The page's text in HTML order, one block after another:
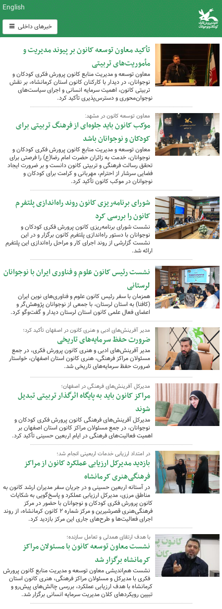
English
خبرهای داخلی
تأکید معاون توسعه کانون بر پیوند مدیریت و
مأموریت‌های تربیتی
معاون توسعه و مدیریت منابع کانون پرورش فکری کودکان و
نوجوانان، در دیدار با کارکنان کانون استان کرمانشاه، بر نقش
تربیتی کانون، اهمیت سرمایه انسانی و اجرای سیاست‌های
نوجوان‌محوری و دسترس‌پذیری تأکید کرد.
معاون توسعه کانون در مشهد:
موکب کانون باید جلوه‌ای از فرهنگ تربیتی برای
کودکان و نوجوانان باشد
معاون توسعه و مدیریت منابع کانون پرورش فکری کودکان و
نوجوانان، خدمت به زائران حضرت امام رضا(ع) را فرصتی برای
تحقق رسالت فرهنگی و تربیتی کانون دانست و بر ضرورت ایجاد
فضایی سرشار از احترام، مهربانی و کرامت برای کودکان و
نوجوانان در موکب کانون تأکید کرد.
شورای برنامه‌ریزی کانون روند راه‌اندازی پلتفرم
کانون را بررسی کرد
نشست شورای برنامه‌ریزی کانون پرورش فکری کودکان و
نوجوانان با دستور راه‌اندازی پلتفرم کانون برگزار و در این
نشست گزارشی از روند اجرای کار و مراحل راه‌اندازی این پلتفرم
ارائه شد.
نشست رئیس کانون علوم و فناوری ایران با نوجوانان
لرستانی
همزمان با سفر رئیس کانون علوم و فناوری‌های نوین ایران
(کافنا) به استان لرستان، با جمعی از نوجوانان پژوهش‌گر و
اعضای فعال علمی کانون استان لرستان دیدار و گفت‌وگو کرد.
مدیر آفرینش‌های ادبی و هنری کانون در اصفهان تأکید کرد؛
ضرورت حفظ سرمایه‌های تاریخی
مدیر آفرینش‌های ادبی و هنری کانون پرورش فکری، در جمع
مسئولان مراکز فرهنگی، هنری کانون استان اصفهان، خواستار
ضرورت حفظ سرمایه‌های تاریخی شد.
مدیرکل آفرینش‌های فرهنگی در اصفهان؛
مراکز کانون باید به پایگاه اثرگذار تربیتی تبدیل
شوند
مدیرکل آفرینش‌های فرهنگی کانون پرورش فکری کودکان و
نوجوانان، در جمع مسئولان مراکز کانون استان اصفهان بر
اهمیت فعالیت‌های فرهنگی در ایام اربعین حسینی تأکید کرد.
در امتداد ارزیابی خدمات اربعینی انجام شد؛
بازدید مدیرکل ارزیابی عملکرد کانون از مراکز
فرهنگی‌هنری کرمانشاه
در آستانه اربعین حسینی و در جریان سفر مدیران ارشد کانون به
مناطق مرزی، مدیرکل ارزیابی عملکرد و پاسخ‌گویی به شکایات
کانون پرورش فکری کودکان و نوجوانان با حضور در مرکز
فرهنگی‌هنری قصرشیرین و مرکز شماره ۲ کانون کرمانشاه، از روند
اجرای فعالیت‌ها و طرح‌های جاری این مرکز بازدید کرد.
با هدف ارتقای همدلی و تعامل سازنده؛
نشست معاون توسعه کانون با مسئولان مراکز
کرمانشاه برگزار شد
نشست هم‌اندیشی معاون توسعه و مدیریت منابع کانون پرورش
فکری با مدیرکل و مسئولان مراکز فرهنگی، هنری کانون استان
کرمانشاه با هدف ارزیابی عملکرد، بررسی چالش‌های پیش‌رو و
تبیین رویکردهای کلان مدیریت سرمایه انسانی برگزار شد.